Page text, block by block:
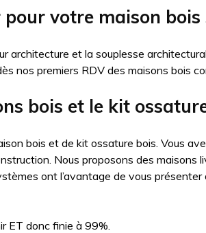
votre maison bois
architecture et la souplesse
nos premiers RDV des maisons bois
bois et le kit
bois et de kit ossature bois. Vous
Nous proposons des maisons
ont l’avantage de vous
ET donc finie à 99%.